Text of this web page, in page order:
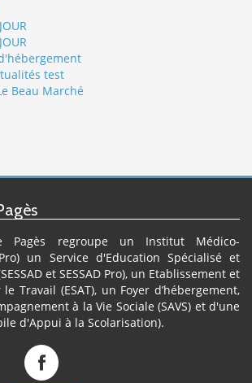
test
Beau Marché
Pagès regroupe un Institut Médico-
un Service d'Education Spécialisé et
et SESSAD Pro), un Etablissement et
Travail (ESAT), un Foyer d’hébergement,
à la Vie Sociale (SAVS) et d'une
d'Appui à la Scolarisation).
Complexe